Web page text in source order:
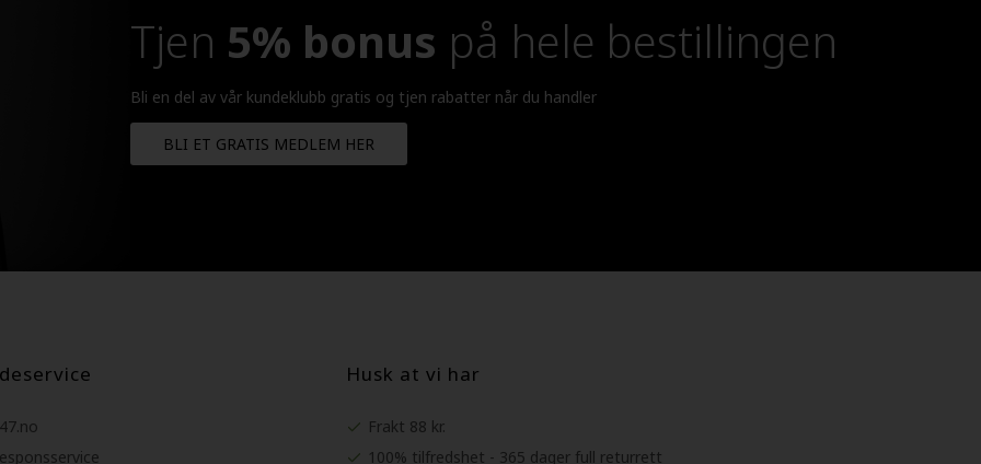
Tjen 5% bonus på hele bestillingen
Bli en del av vår kundeklubb gratis og tjen rabatter når du handler
BLI ET GRATIS MEDLEM HER
Husk at vi har
Frakt 88 kr.
100% tilfredshet - 365 dager full returrett